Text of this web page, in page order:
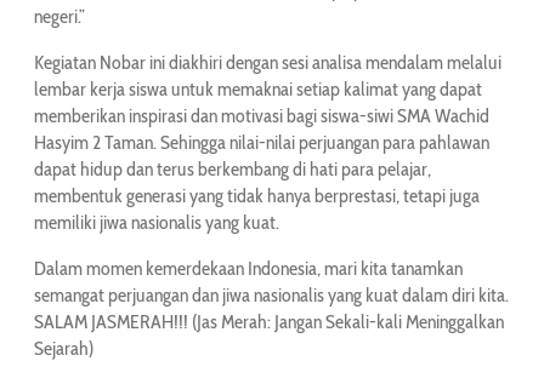
negeri.”
Kegiatan Nobar ini diakhiri dengan sesi analisa mendalam melalui
lembar kerja siswa untuk memaknai setiap kalimat yang dapat
memberikan inspirasi dan motivasi bagi siswa-siwi SMA Wachid
Hasyim 2 Taman. Sehingga nilai-nilai perjuangan para pahlawan
dapat hidup dan terus berkembang di hati para pelajar,
membentuk generasi yang tidak hanya berprestasi, tetapi juga
memiliki jiwa nasionalis yang kuat.
Dalam momen kemerdekaan Indonesia, mari kita tanamkan
semangat perjuangan dan jiwa nasionalis yang kuat dalam diri kita.
SALAM JASMERAH!!! (Jas Merah: Jangan Sekali-kali Meninggalkan
Sejarah)